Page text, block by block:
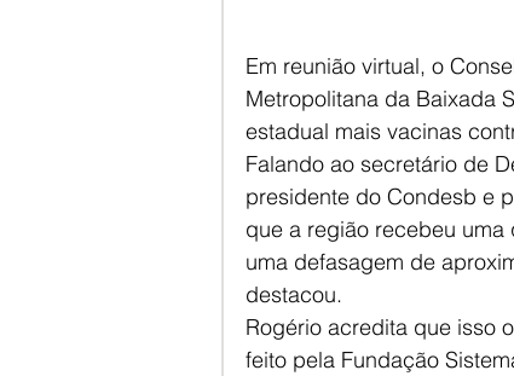
Em reunião virtual, o
Metropolitana da Baixada
estadual mais vacinas
Falando ao secretário de
presidente do Condesb e
que a região recebeu uma
uma defasagem de
destacou.
Rogério acredita que isso
feito pela Fundação